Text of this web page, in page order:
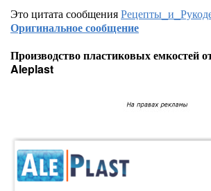
Это цитата сообщения
Оригинальное сообщение
Производство пластиковых емкостей
Aleplast